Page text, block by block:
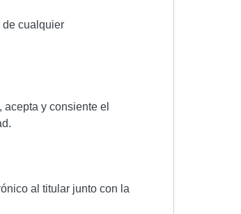
de cualquier
y consiente el
al titular junto con la